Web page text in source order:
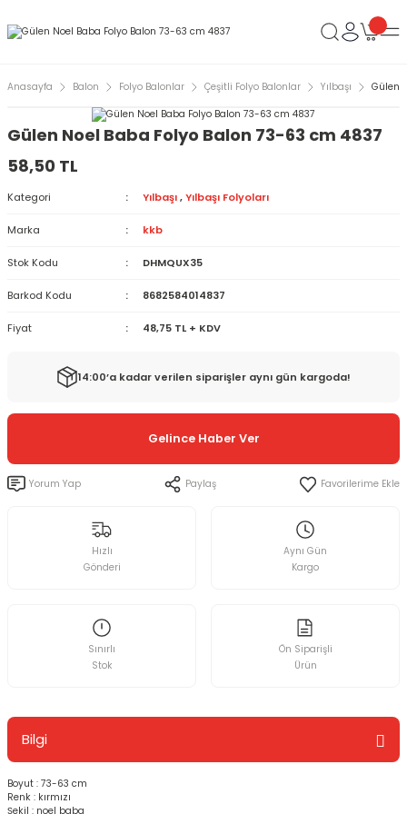
Anasayfa Balon Folyo Balonlar Çeşitli Folyo Balonlar Yılbaşı Gülen
Gülen Noel Baba Folyo Balon 73-63 cm 4837
58,50 TL
Kategori Yılbaşı ,Yılbaşı Folyoları
Marka kkb
Stok Kodu DHMQUX35
Barkod Kodu 8682584014837
Fiyat 48,75 TL + KDV
14:00’a kadar verilen siparişler aynı gün kargoda!
Gelince Haber Ver
Yorum Yap Paylaş
Hızlı
Gönderi
Aynı Gün
Kargo
Sınırlı
Stok
Ön Siparişli
Ürün
Bilgi
Boyut : 73-63 cm
Renk : kırmızı
Şekil : noel baba